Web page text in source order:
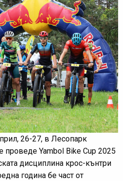
26-27, в Лесопарк
Yambol Bike Cup 2025
дисциплина крос-кънтри
година бе част от